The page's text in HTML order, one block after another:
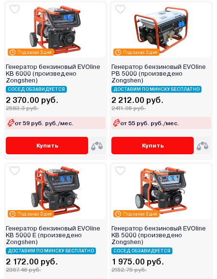
Под заказ 3 дня
Генератор бензиновый EVOline
KB 6000 (произведено
Zongshen)
СОСЕД ОБЗАВИДУЕТСЯ
2 370.00 руб.
2583.3 руб.
от 59 руб. руб./мес.
Купить
Под заказ 3 дня
Генератор бензиновый EVOline
PB 5000 (произведено
Zongshen)
ДОСТАВИМ ПО МИНСКУ БЕСПЛАТНО
2 212.00 руб.
2411.08 руб.
от 55 руб. руб./мес.
Купить
Под заказ 3 дня
Генератор бензиновый EVOline
KB 5000 E (произведено
Zongshen)
ДОСТАВИМ ПО МИНСКУ БЕСПЛАТНО
2 172.00 руб.
2367.48 руб.
Под заказ 3 дня
Генератор бензиновый EVOline
KB 5000 (произведено
Zongshen)
СОСЕД ОБЗАВИДУЕТСЯ
1 975.00 руб.
2152.75 руб.